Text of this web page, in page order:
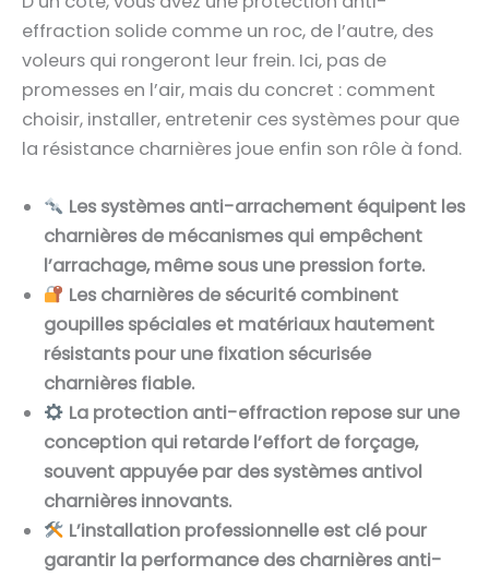
effraction solide comme un roc, de l’autre, des
voleurs qui rongeront leur frein. Ici, pas de
promesses en l’air, mais du concret : comment
choisir, installer, entretenir ces systèmes pour que
la résistance charnières joue enfin son rôle à fond.
Les systèmes anti-arrachement équipent les
charnières de mécanismes qui empêchent
l’arrachage, même sous une pression forte.
Les charnières de sécurité combinent
goupilles spéciales et matériaux hautement
résistants pour une fixation sécurisée
charnières fiable.
La protection anti-effraction repose sur une
conception qui retarde l’effort de forçage,
souvent appuyée par des systèmes antivol
charnières innovants.
L’installation professionnelle est clé pour
garantir la performance des charnières anti-